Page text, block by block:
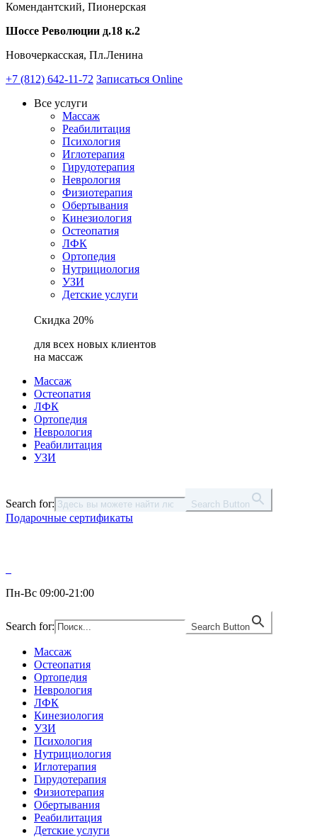
Комендантский, Пионерская
Шоссе Революции д.18 к.2
Новочеркасская, Пл.Ленина
+7 (812) 642-11-72 Записаться Online
Все услуги
Массаж
Реабилитация
Психология
Иглотерапия
Гирудотерапия
Неврология
Физиотерапия
Обертывания
Кинезиология
Остеопатия
ЛФК
Ортопедия
Нутрициология
УЗИ
Детские услуги
Скидка 20%
для всех новых клиентов
на массаж
Массаж
Остеопатия
ЛФК
Ортопедия
Неврология
Реабилитация
УЗИ
Search for: Search Button
Подарочные сертификаты
Пн-Вс 09:00-21:00
Search for: Search Button
Массаж
Остеопатия
Ортопедия
Неврология
ЛФК
Кинезиология
УЗИ
Психология
Нутрициология
Иглотерапия
Гирудотерапия
Физиотерапия
Обертывания
Реабилитация
Детские услуги